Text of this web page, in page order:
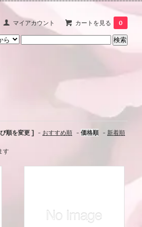
マイアカウント カートを見る 0
順を変更 ] - おすすめ順 - 価格順 - 新着順
す